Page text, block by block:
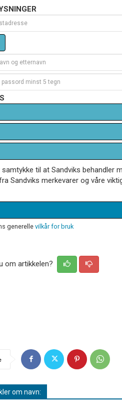
samtykke til at Sandviks behandler
Sandviks merkevarer og våre
generellevilkår for bruk
om artikkelen?
om navn: